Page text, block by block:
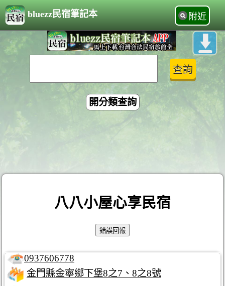
bluezz民宿筆記本 附近
開分類查詢
八八小屋心享民宿
0937606778
金門縣金寧鄉下堡8之7、8之8號